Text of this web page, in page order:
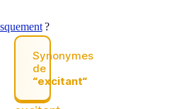
?
Synonymes
de
“excitant“